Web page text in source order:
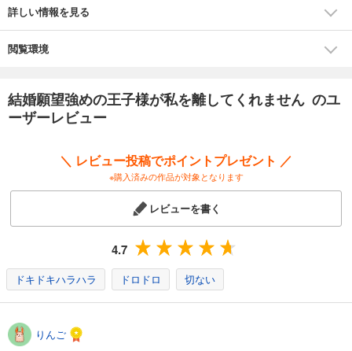
家族を求める壊れた王子×肝のすわった薄幸令嬢、
【目次】
第二章 王子妃、覚醒せざるを得ない
第三章 愛し合う夫婦かどうか
第六章 家族の幸せのために
詳しい情報を見る
閲覧環境
結婚願望強めの王子様が私を離してくれません のユ
ーザーレビュー
＼ レビュー投稿でポイントプレゼント ／
※購入済みの作品が対象となります
レビューを書く
4.7
ドキドキハラハラ ドロドロ 切ない
りんご